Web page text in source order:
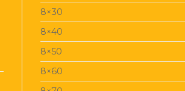
8×30
8×40
8×50
8×60